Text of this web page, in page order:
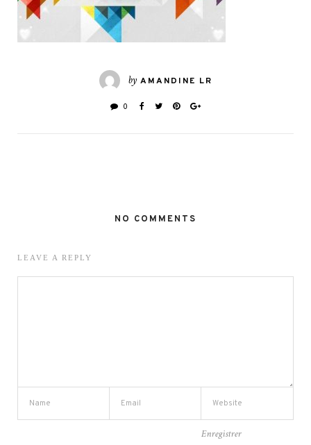
by AMANDINE LR
0
NO COMMENTS
LEAVE A REPLY
Enregistrer